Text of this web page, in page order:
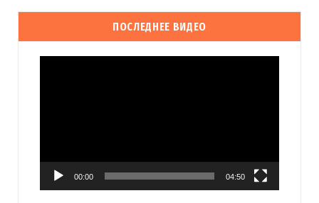
ПОСЛЕДНЕЕ ВИДЕО
00:00 04:50